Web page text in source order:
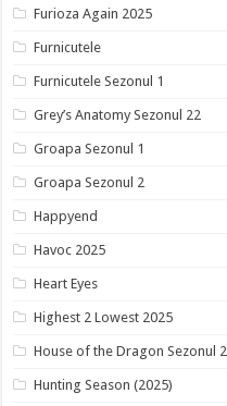
Furioza Again 2025
Furnicutele
Furnicutele Sezonul 1
Grey’s Anatomy Sezonul 22
Groapa Sezonul 1
Groapa Sezonul 2
Happyend
Havoc 2025
Heart Eyes
Highest 2 Lowest 2025
House of the Dragon Sezonul 2
Hunting Season (2025)